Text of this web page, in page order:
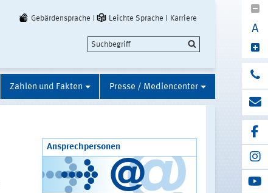
Gebärdensprache Leichte Sprache Karriere
A
Zahlen und Fakten Presse / Mediencenter
Ansprechpersonen